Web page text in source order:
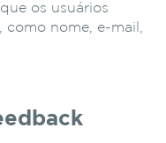
os usuários
nome, e-mail,